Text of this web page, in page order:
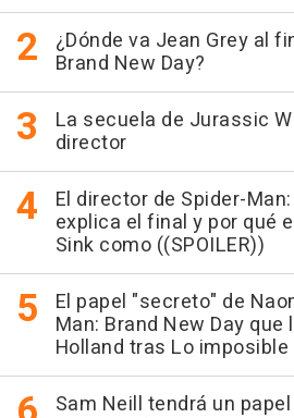
¿Dónde va Jean Grey al
Brand New Day?
La secuela de Jurassic
director
El director de Spider-
explica el final y por qué
Sink como ((SPOILER))
El papel "secreto" de
Man: Brand New Day que
Holland tras Lo imposible
Sam Neill tendrá un